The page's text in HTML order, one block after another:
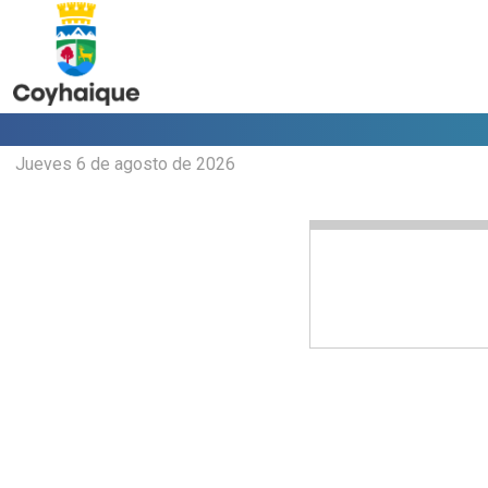
Jueves 6 de agosto de 2026